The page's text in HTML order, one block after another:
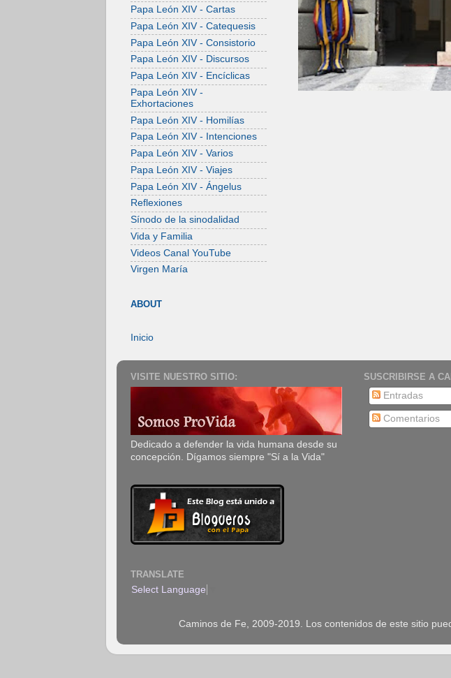
Papa León XIV - Cartas
Papa León XIV - Catequesis
Papa León XIV - Consistorio
Papa León XIV - Discursos
Papa León XIV - Encíclicas
Papa León XIV -
Exhortaciones
Papa León XIV - Homilías
Papa León XIV - Intenciones
Papa León XIV - Varios
Papa León XIV - Viajes
Papa León XIV - Ángelus
Reflexiones
Sínodo de la sinodalidad
Vida y Familia
Videos Canal YouTube
Virgen María
ABOUT
Inicio
VISITE NUESTRO SITIO:
Dedicado a defender la vida humana desde su
concepción. Dígamos siempre "Sí a la Vida"
TRANSLATE
Select Language
SUSCRIBIRSE A
Entradas
Comentarios
Caminos de Fe, 2009-2019. Los contenidos de este sitio